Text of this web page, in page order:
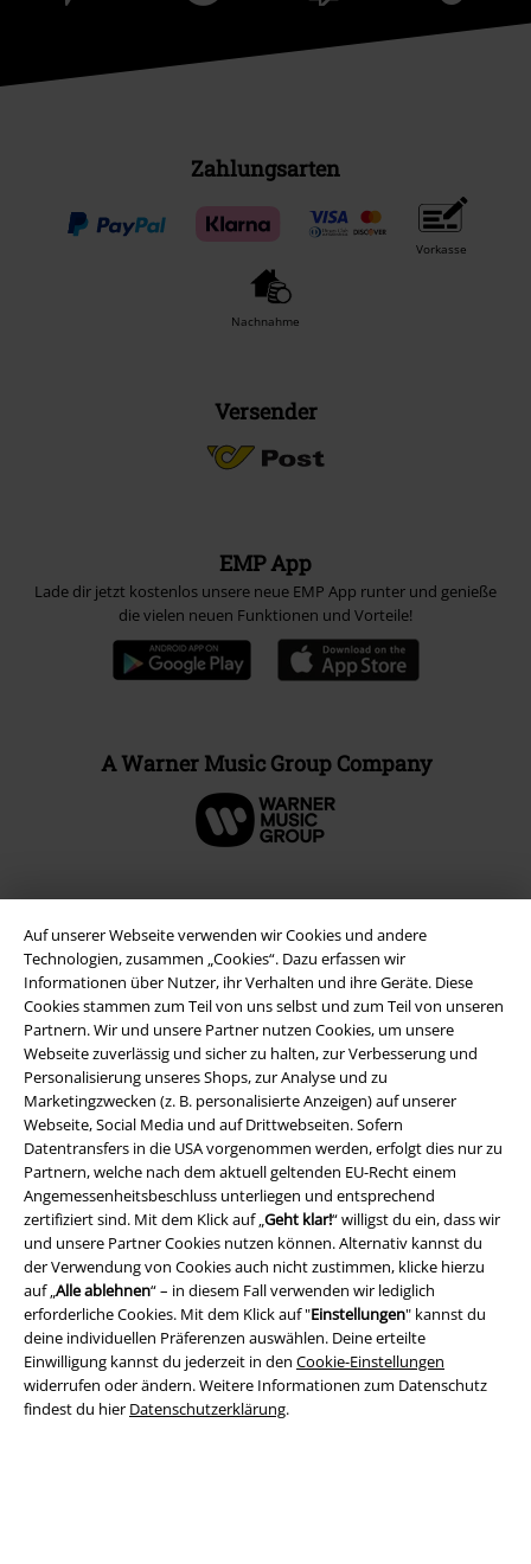
Auf unserer Webseite verwenden wir Cookies und andere
Technologien, zusammen „Cookies“. Dazu erfassen wir
Informationen über Nutzer, ihr Verhalten und ihre Geräte. Diese
Cookies stammen zum Teil von uns selbst und zum Teil von unseren
Partnern. Wir und unsere Partner nutzen Cookies, um unsere
Webseite zuverlässig und sicher zu halten, zur Verbesserung und
Personalisierung unseres Shops, zur Analyse und zu
Marketingzwecken (z. B. personalisierte Anzeigen) auf unserer
Webseite, Social Media und auf Drittwebseiten. Sofern
Datentransfers in die USA vorgenommen werden, erfolgt dies nur zu
Partnern, welche nach dem aktuell geltenden EU-Recht einem
Angemessenheitsbeschluss unterliegen und entsprechend
zertifiziert sind. Mit dem Klick auf „Geht klar!“ willigst du ein, dass wir
und unsere Partner Cookies nutzen können. Alternativ kannst du
der Verwendung von Cookies auch nicht zustimmen, klicke hierzu
auf „Alle ablehnen“ – in diesem Fall verwenden wir lediglich
erforderliche Cookies. Mit dem Klick auf "Einstellungen" kannst du
deine individuellen Präferenzen auswählen. Deine erteilte
Einwilligung kannst du jederzeit in den Cookie-Einstellungen
widerrufen oder ändern. Weitere Informationen zum Datenschutz
findest du hier Datenschutzerklärung.
Zahlungsarten
Vorkasse
Nachnahme
Versender
EMP App
Lade dir jetzt kostenlos unsere neue EMP App runter und genieße
die vielen neuen Funktionen und Vorteile!
A Warner Music Group Company
Rechtliches
AGB
Impressum
Datenschutz
Entsorgung und Umweltschutz
Konformitätserklärung
Information zur Barrierefreiheit